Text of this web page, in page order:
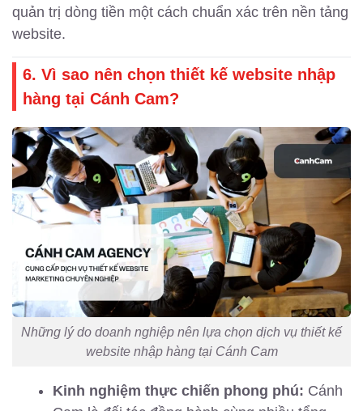
quản trị dòng tiền một cách chuẩn xác trên nền tảng
website.
6. Vì sao nên chọn thiết kế website nhập
hàng tại Cánh Cam?
Những lý do doanh nghiệp nên lựa chọn dịch vụ thiết kế
website nhập hàng tại Cánh Cam
Kinh nghiệm thực chiến phong phú: Cánh